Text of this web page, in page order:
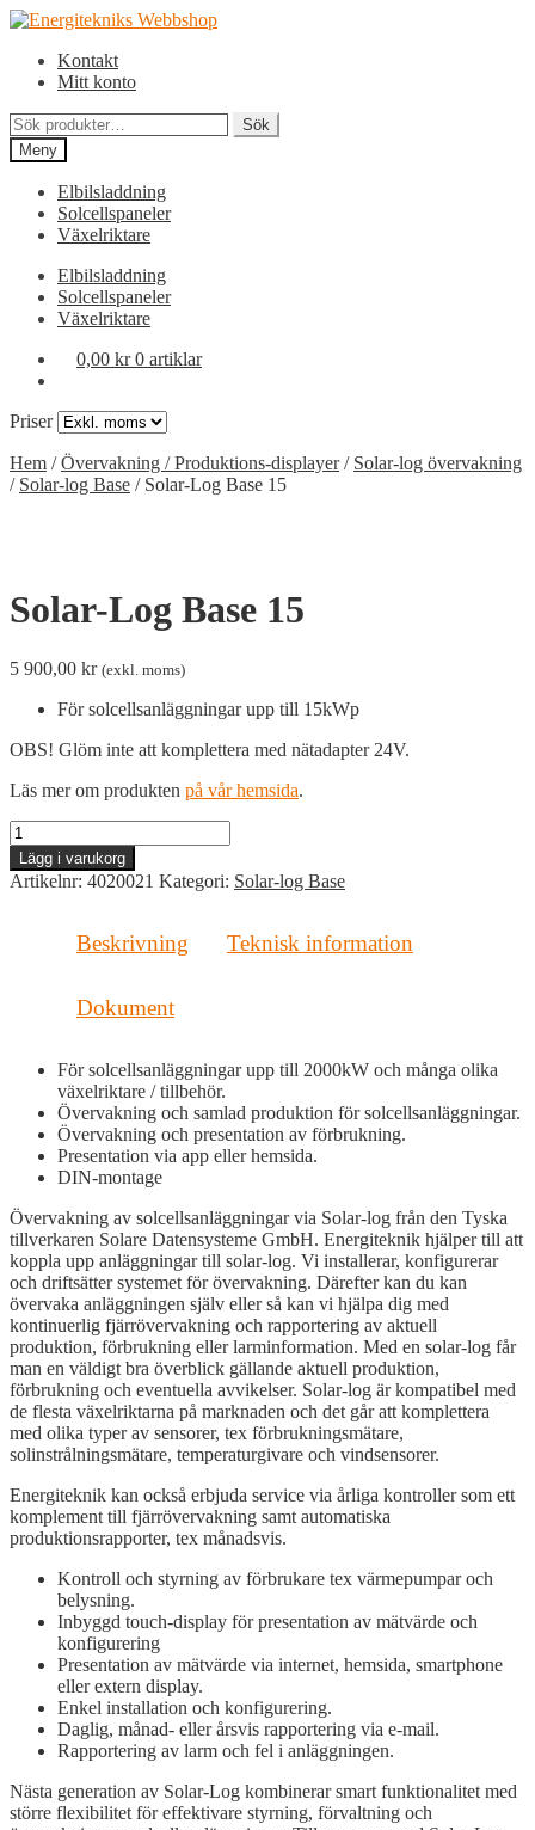
Hoppa
navigering
Hoppa
innehållKontakt
Mitt konto
Sök
efter:
Sök
Meny
Elbilsladdning
Solcellspaneler
Växelriktare
Elbilsladdning
Solcellspaneler
Växelriktare
0,00 kr 0 artiklar
Priser
Hem /Övervakning / Produktions-displayer/ Solar-log övervakning
/ Solar-log Base / Solar-Log Base 15
Solar-Log Base 15
5 900,00 kr (exkl. moms)
För solcellsanläggningar upp till 15kWp
OBS! Glöm inte att komplettera med nätadapter 24V.
Läs mer om produkten på vår hemsida.
Solar-
Log
Base
15
Lägg i varukorg
Artikelnr: 4020021 Kategori: Solar-log Base
Beskrivning Teknisk information
Dokument
För solcellsanläggningar upp till 2000kW och många olika
växelriktare / tillbehör.
Övervakning och samlad produktion för solcellsanläggningar.
Övervakning och presentation av förbrukning.
Presentation via app eller hemsida.
DIN-montage
Övervakning av solcellsanläggningar via Solar-log från den Tyska
tillverkaren Solare Datensysteme GmbH. Energiteknik hjälper till att
koppla upp anläggningar till solar-log. Vi installerar, konfigurerar
och driftsätter systemet för övervakning. Därefter kan du kan
övervaka anläggningen själv eller så kan vi hjälpa dig med
kontinuerlig fjärrövervakning och rapportering av aktuell
produktion, förbrukning eller larminformation. Med en solar-log får
man en väldigt bra överblick gällande aktuell produktion,
förbrukning och eventuella avvikelser. Solar-log är kompatibel med
de flesta växelriktarna på marknaden och det går att komplettera
med olika typer av sensorer, tex förbrukningsmätare,
solinstrålningsmätare, temperaturgivare och vindsensorer.
Energiteknik kan också erbjuda service via årliga kontroller som ett
komplement till fjärrövervakning samt automatiska
produktionsrapporter, tex månadsvis.
Kontroll och styrning av förbrukare tex värmepumpar och
belysning.
Inbyggd touch-display för presentation av mätvärde och
konfigurering
Presentation av mätvärde via internet, hemsida, smartphone
eller extern display.
Enkel installation och konfigurering.
Daglig, månad- eller årsvis rapportering via e-mail.
Rapportering av larm och fel i anläggningen.
Nästa generation av Solar-Log kombinerar smart funktionalitet med
större flexibilitet för effektivare styrning, förvaltning och